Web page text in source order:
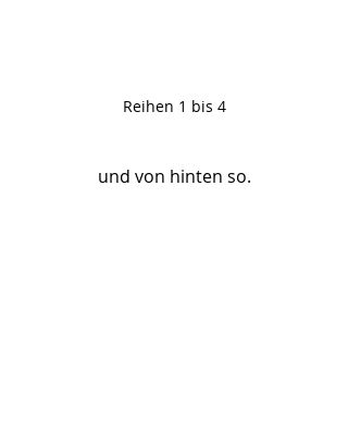
Reihen 1 bis 4
und von hinten so.